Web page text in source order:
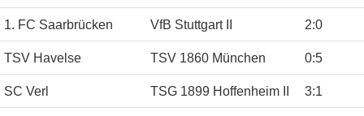
1. FC Saarbrücken VfB Stuttgart II 2:0
TSV Havelse TSV 1860 München 0:5
SC Verl TSG 1899 Hoffenheim II 3:1